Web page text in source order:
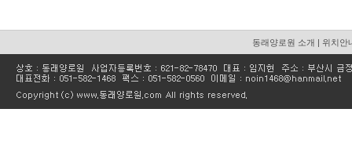
동래양로원 소개 | 위치안